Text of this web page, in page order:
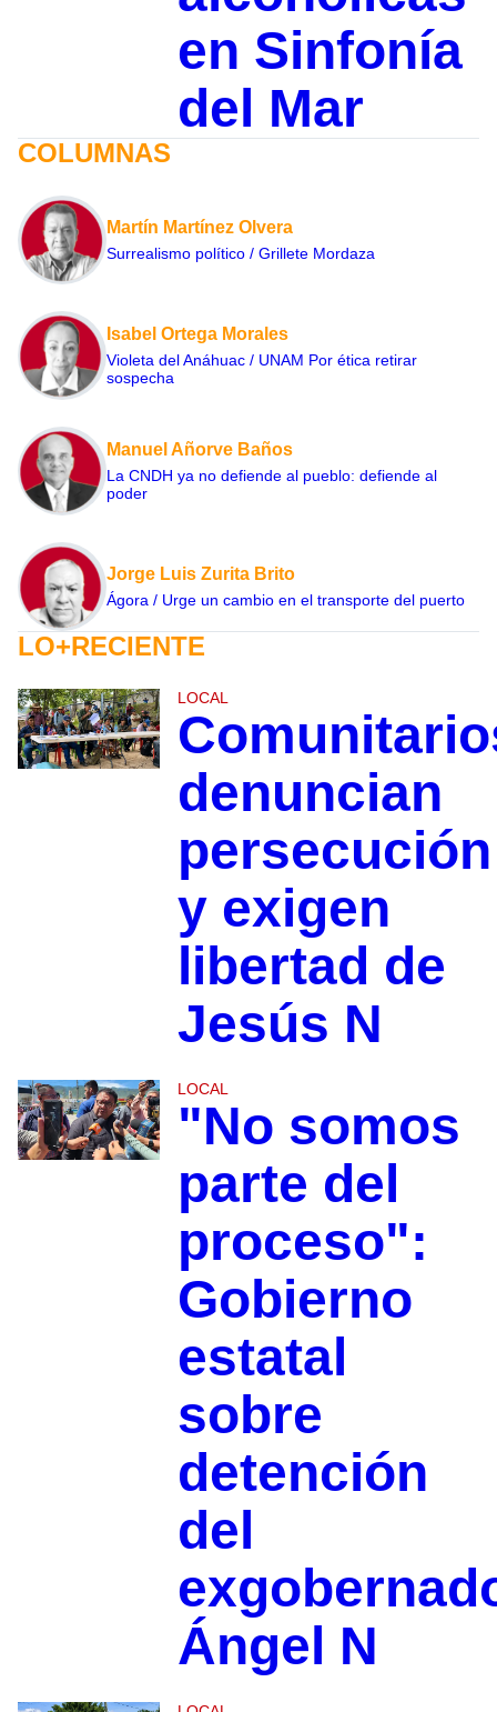
en Sinfonía
del Mar
COLUMNAS
Martín Martínez Olvera
Surrealismo político / Grillete Mordaza
Isabel Ortega Morales
Violeta del Anáhuac / UNAM Por ética retirar
sospecha
Manuel Añorve Baños
La CNDH ya no defiende al pueblo: defiende al
poder
Jorge Luis Zurita Brito
Ágora / Urge un cambio en el transporte del puerto
LO+RECIENTE
LOCAL
denuncian
persecución
y exigen
libertad de
Jesús N
LOCAL
"No somos
parte del
proceso":
Gobierno
estatal
sobre
detención
del
Ángel N